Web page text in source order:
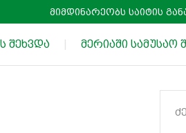
მიმდინარეობს საიტის
შეხვდა მერიაში სამუსაო